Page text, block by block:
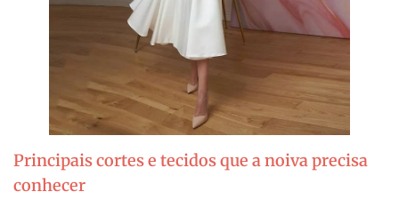
Principais cortes e tecidos que a noiva precisa
conhecer